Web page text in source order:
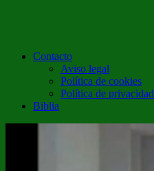
Contacto
Aviso legal
Política de cookies
Política de privacidad
Biblia